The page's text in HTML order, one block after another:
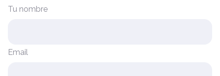
Tu nombre
Email